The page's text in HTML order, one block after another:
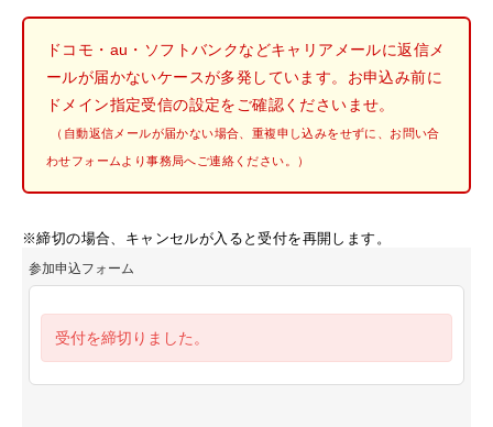
ドコモ・au・ソフトバンクなどキャリアメールに返信メ
ールが届かないケースが多発しています。お申込み前に
ドメイン指定受信の設定をご確認くださいませ。
（自動返信メールが届かない場合、重複申し込みをせずに、お問い合
わせフォームより事務局へご連絡ください。）
※締切の場合、キャンセルが入ると受付を再開します。